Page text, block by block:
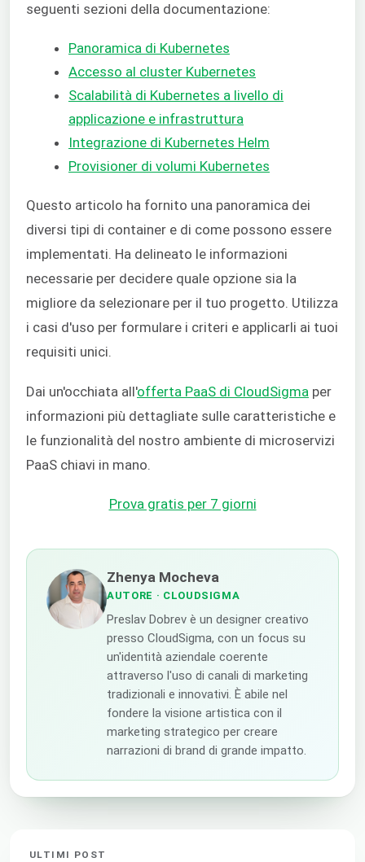
seguenti sezioni della documentazione:
Panoramica di Kubernetes
Accesso al cluster Kubernetes
Scalabilità di Kubernetes a livello di
applicazione e infrastruttura
Integrazione di Kubernetes Helm
Provisioner di volumi Kubernetes
Questo articolo ha fornito una panoramica dei
diversi tipi di container e di come possono essere
implementati. Ha delineato le informazioni
necessarie per decidere quale opzione sia la
migliore da selezionare per il tuo progetto. Utilizza
i casi d'uso per formulare i criteri e applicarli ai tuoi
requisiti unici.
Dai un'occhiata all'offerta PaaS di CloudSigma per
informazioni più dettagliate sulle caratteristiche e
le funzionalità del nostro ambiente di microservizi
PaaS chiavi in mano.
Prova gratis per 7 giorni
Zhenya Mocheva
AUTORE · CLOUDSIGMA
Preslav Dobrev è un designer creativo
presso CloudSigma, con un focus su
un'identità aziendale coerente
attraverso l'uso di canali di marketing
tradizionali e innovativi. È abile nel
fondere la visione artistica con il
marketing strategico per creare
narrazioni di brand di grande impatto.
ULTIMI POST